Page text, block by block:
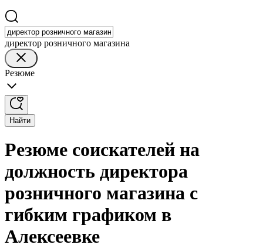
директор розничного магазина
Резюме
Найти
Резюме соискателей на
должность директора
розничного магазина с
гибким графиком в
Алексеевке